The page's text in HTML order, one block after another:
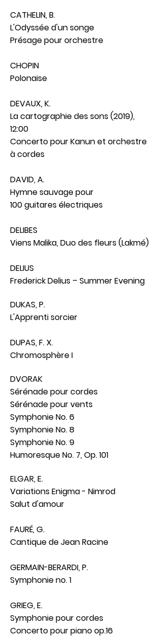
CATHELIN, B.
L'Odyssée d'un songe
Présage pour orchestre
CHOPIN
Polonaise
DEVAUX, K.
La cartographie des sons (2019),
12:00
Concerto pour Kanun et orchestre
à cordes
DAVID, A.
Hymne sauvage pour
100 guitares électriques
DELIBES
Viens Malika, Duo des fleurs (Lakmé)
DELIUS
Frederick Delius – Summer Evening
DUKAS, P.
L'Apprenti sorcier
DUPAS, F. X.
Chromosphère I
DVORAK
Sérénade pour cordes
Sérénade pour vents
Symphonie No. 6
Symphonie No. 8
Symphonie No. 9
Humoresque No. 7, Op. 101
ELGAR, E.
Variations Enigma - Nimrod
Salut d'amour
FAURÉ, G.
Cantique de Jean Racine
GERMAIN-BERARDI, P.
Symphonie no. 1
GRIEG, E.
Symphonie pour cordes
Concerto pour piano op.16